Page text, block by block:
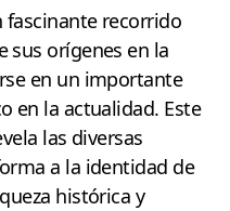
sus orígenes en la
en un importante
en la actualidad. Este
las diversas
a la identidad de
histórica y